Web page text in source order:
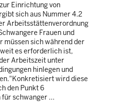
Einrichtung von
sich aus Nummer 4.2
Arbeitsstättenverordnung
Frauen und
müssen sich während der
es erforderlich ist,
Arbeitszeit unter
hinlegen und
wird diese
den Punkt 6
schwanger ...